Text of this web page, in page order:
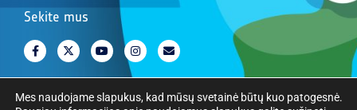
Sekite mus
Mes naudojame slapukus, kad mūsų svetainė būtų kuo patogesnė.